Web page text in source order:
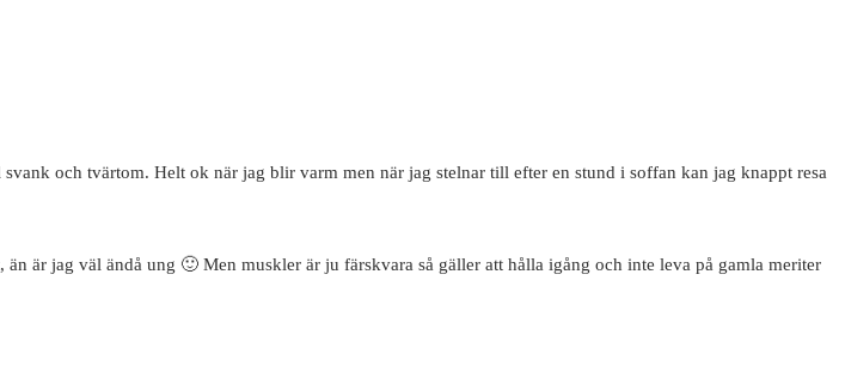
och tvärtom. Helt ok när jag blir varm men när jag stelnar till efter en stund i soffan kan jag knappt resa
är jag väl ändå ung 🙂 Men muskler är ju färskvara så gäller att hålla igång och inte leva på gamla meriter